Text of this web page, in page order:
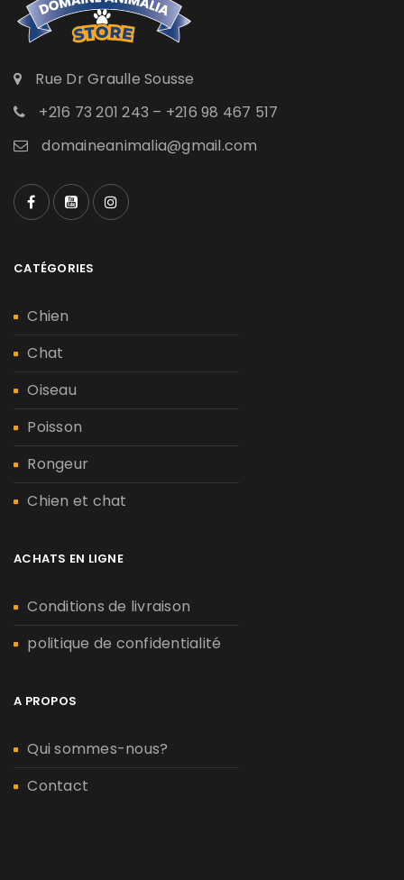
Rue Dr Graulle Sousse
+216 73 201 243 – +216 98 467 517
domaineanimalia@gmail.com
CATÉGORIES
Chien
Chat
Oiseau
Poisson
Rongeur
Chien et chat
ACHATS EN LIGNE
Conditions de livraison
politique de confidentialité
A PROPOS
Qui sommes-nous?
Contact